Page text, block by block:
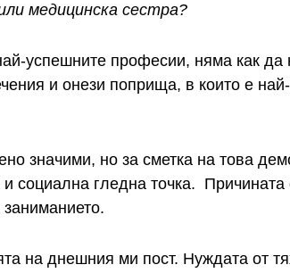
медицинска сестра?
успешните професии, няма как
и онези поприща, в които е
значими, но за сметка на това
социална гледна точка. Причината
на днешния ми пост. Нуждата от